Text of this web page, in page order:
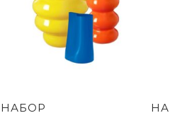
НАБОР